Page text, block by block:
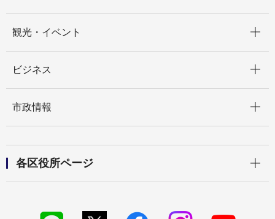
観光・イベント
ビジネス
市政情報
各区役所ページ